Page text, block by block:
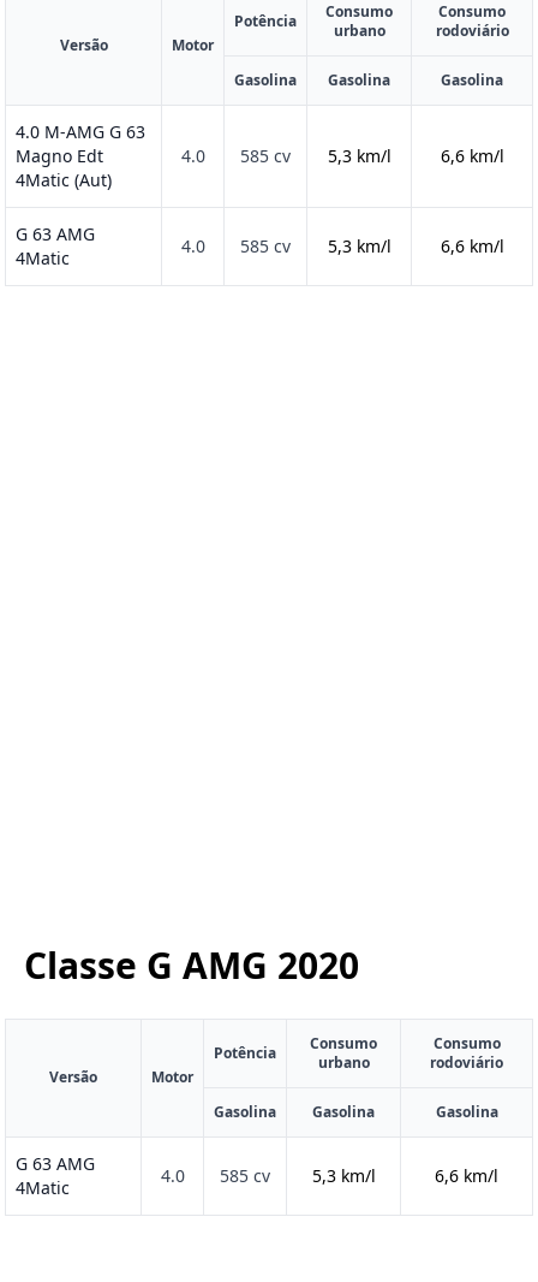
Versão Motor
Potência
Consumo
urbano
Consumo
rodoviário
Gasolina Gasolina Gasolina
4.0 M-AMG G 63
Magno Edt
4Matic (Aut)
4.0 585 cv 5,3 km/l 6,6 km/l
G 63 AMG
4Matic
4.0 585 cv 5,3 km/l 6,6 km/l
Classe G AMG 2020
Versão Motor
Potência
Consumo
urbano
Consumo
rodoviário
Gasolina Gasolina Gasolina
G 63 AMG
4Matic
4.0 585 cv 5,3 km/l 6,6 km/l